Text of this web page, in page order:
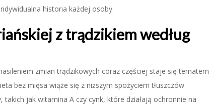
historia każdej osoby.
z trądzikiem według
zmian trądzikowych coraz częściej staje się tematem
bez mięsa wiąże się z niższym spożyciem tłuszczów
jak witamina A czy cynk, które działają ochronnie na